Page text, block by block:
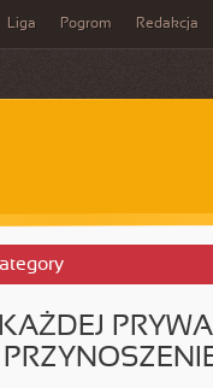
Liga Pogrom Redakcja